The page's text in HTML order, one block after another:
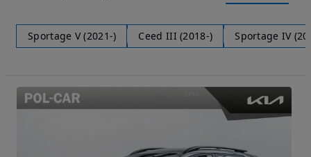
Sportage V (2021-) Ceed III (2018-) Sportage IV